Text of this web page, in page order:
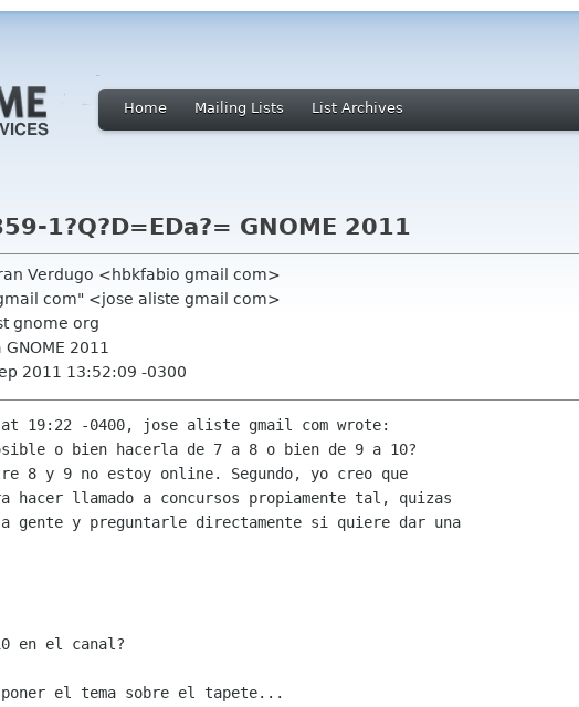
Home Mailing Lists List Archives
1?Q?D=EDa?= GNOME 2011
Verdugo <hbkfabio gmail com>
com" <jose aliste gmail com>
gnome org
2011
2011 13:52:09 -0300
at 19:22 -0400, jose aliste gmail com wrote:
o bien hacerla de 7 a 8 o bien de 9 a 10?
8 y 9 no estoy online. Segundo, yo creo que
hacer llamado a concursos propiamente tal, quizas
gente y preguntarle directamente si quiere dar una
en el canal?
el tema sobre el tapete...